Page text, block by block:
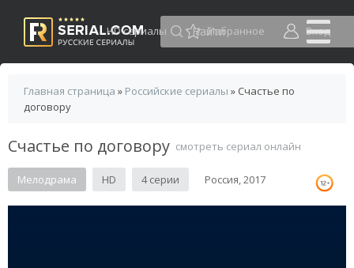
HD сериалы Избранное Вход
Главная страница » Российские сериалы » Счастье по
договору
Счастье по договору смотреть сериал онлайн
Мелодрама HD 4 серии Россия, 2017